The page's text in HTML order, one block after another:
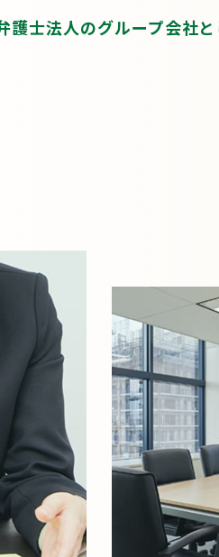
護士法人のグループ会社